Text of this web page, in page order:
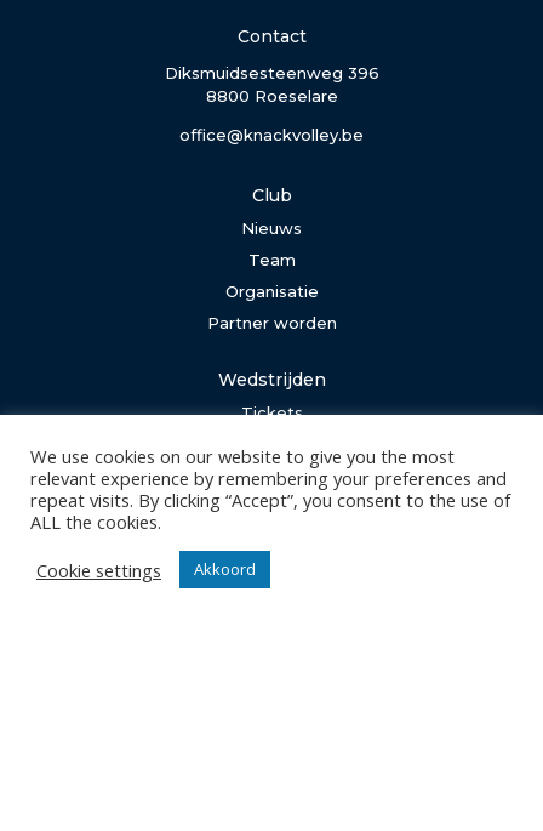
Contact
Diksmuidsesteenweg 396
8800 Roeselare
office@knackvolley.be
Club
Nieuws
Team
Organisatie
Partner worden
Wedstrijden
Tickets
Algemeen
Events
We use cookies on our website to give you the most
relevant experience by remembering your preferences and
repeat visits. By clicking “Accept”, you consent to the use of
ALL the cookies.
Cookie settings
Akkoord